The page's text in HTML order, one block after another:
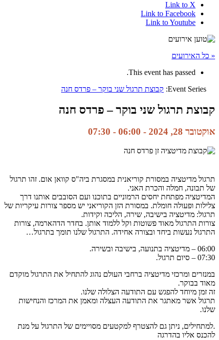
Link to X
Link to Facebook
Link to Youtube
« כל האירועים
This event has passed.
Event Series: קבוצת תרגול שני בוקר – פרדס חנה
קבוצת תרגול שני בוקר – פרדס חנה
אוקטובר 28, 2024 - 06:00 -
07:30
תרגול מדיטציה במסורת קוריאנית במסגרת ביה"ס קוואן אום. זהו תרגול
של תבונה, חמלה והכרת האני.
המדיטציה מפתחת יחסים הרמוניים בתוכנו ועם הסובבים אותנו דרך
צלילות ופעולה חומלת. במסורת הזן הקוריאני יש מספר צורות עיקריות של
תרגול: מדיטציה בישיבה, שירה, הליכה וקידות.
צורות התרגול מאוד פשוטות וקל ללמוד אותן. בחדר הדהארמה, צורות
התרגול נעשות ביחד ובצורה אחידה. התרגול שלנו תומך בתרגול…
06:00 – מדיטציה בתנועה, בישיבה ובשירה.
07:30 – סיום תרגול.
במנזרים ומרכזי מדיטציה ברחבי העולם נהוג להתחיל את התרגול מוקדם
מאוד בבוקר.
זה זמן מיוחד להפגש עם התודעה הצלולה שלנו.
תרגול אשר מאתגר את התודעה העצלה ומאמן את המרכז והנחישות
שלנו.
.למתחילים, ניתן גם להצטרף למקטעים מסויימים של התרגול על מנת
להכנס אליו בהדרגה